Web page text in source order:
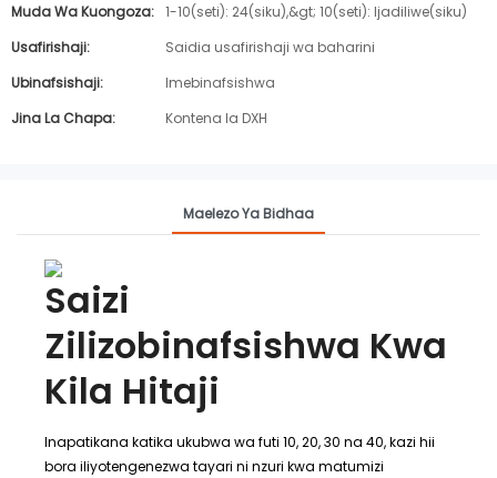
Muda Wa Kuongoza: 1-10(seti): 24(siku),&gt; 10(seti): Ijadiliwe(siku)
Usafirishaji:
Saidia usafirishaji wa baharini
Ubinafsishaji:
Imebinafsishwa
Jina La Chapa:
Kontena la DXH
Maelezo Ya Bidhaa
Saizi
Zilizobinafsishwa Kwa
Kila Hitaji
Inapatikana katika ukubwa wa futi 10, 20, 30 na 40, kazi hii
bora iliyotengenezwa tayari ni nzuri kwa matumizi